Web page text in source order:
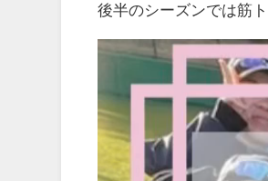
後半のシーズンでは筋